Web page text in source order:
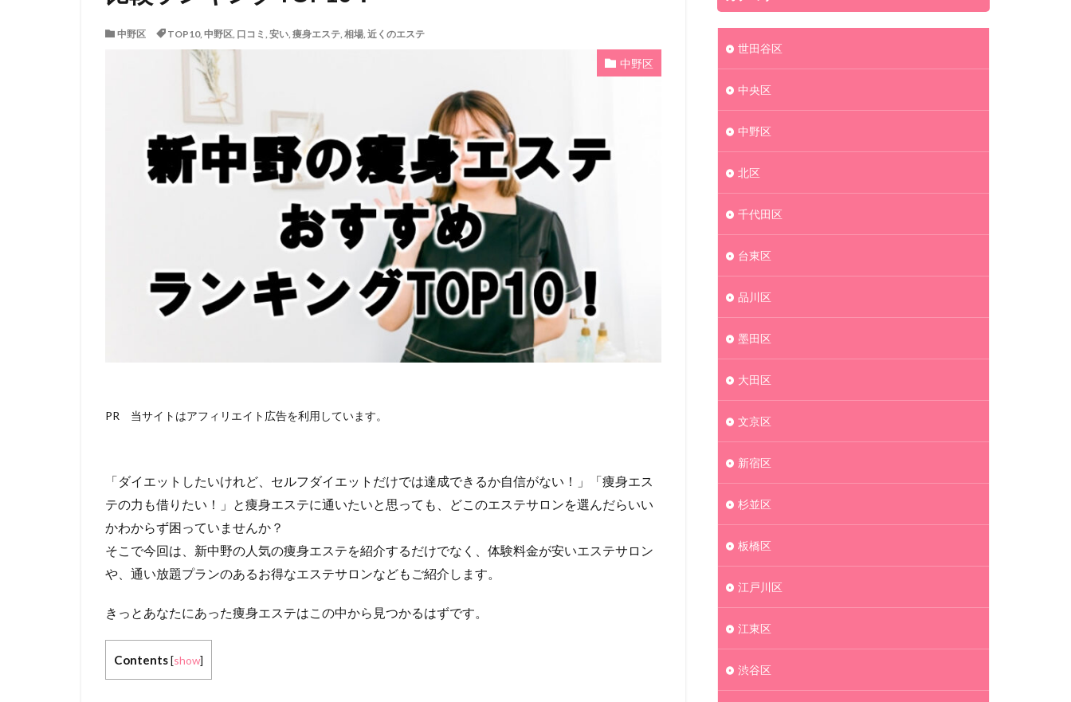
中野区 TOP10, 中野区, 口コミ , 安い, 痩身エステ, 相場, 近くのエステ
中野区
PR 当サイトはアフィリエイト広告を利用しています。
「ダイエットしたいけれど、セルフダイエットだけでは達成できるか自信がない！」「痩身エス
テの力も借りたい！」と痩身エステに通いたいと思っても、どこのエステサロンを選んだらいい
かわからず困っていませんか？
そこで今回は、新中野の人気の痩身エステを紹介するだけでなく、体験料金が安いエステサロン
や、通い放題プランのあるお得なエステサロンなどもご紹介します。
きっとあなたにあった痩身エステはこの中から見つかるはずです。
Contents[show]
世田谷区
中央区
中野区
北区
千代田区
台東区
品川区
墨田区
大田区
文京区
新宿区
杉並区
板橋区
江戸川区
江東区
渋谷区